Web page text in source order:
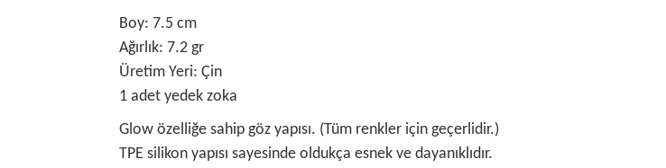
Boy: 7.5 cm
Ağırlık: 7.2 gr
Üretim Yeri: Çin
1 adet yedek zoka
Glow özelliğe sahip göz yapısı. (Tüm renkler için geçerlidir.)
TPE silikon yapısı sayesinde oldukça esnek ve dayanıklıdır.